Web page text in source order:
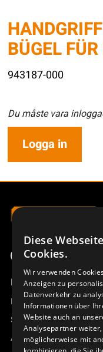
BÜGEL
943187-000
Du måste vara
Logga in
Produktübersicht
Remotus
Sesam
Access_Ctrl
Diese
Cookies.
Wir verwenden
Anzeigen zu
Datenverkehr zu
Informationen über
Website auch an
Analysepartner
möglicherweise mit